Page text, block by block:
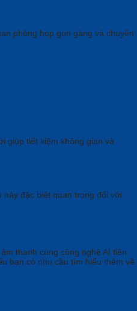
phòng họp gọn gàng và chuyên
giúp tiết kiệm không gian và
đặc biệt quan trọng đối với
thanh cùng công nghệ AI tiên
bạn có nhu cầu tìm hiểu thêm về